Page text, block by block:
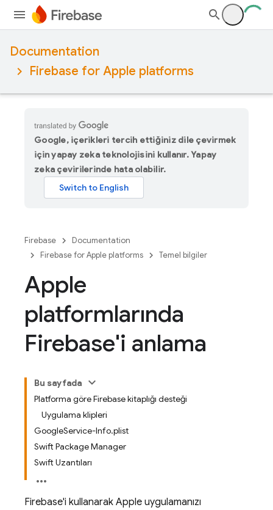
Documentation
Firebase for Apple platforms
Google, içerikleri tercih ettiğiniz dile çevirmek
için yapay zeka teknolojisini kullanır. Yapay
zeka çevirilerinde hata olabilir.
Firebase
Documentation
Firebase for Apple platforms
Temel bilgiler
Apple
platformlarında
Firebase'i anlama
Bu sayfada
Platforma göre Firebase kitaplığı desteği
Uygulama klipleri
GoogleService-Info.plist
Swift Package Manager
Swift Uzantıları
Firebase'i kullanarak Apple uygulamanızı